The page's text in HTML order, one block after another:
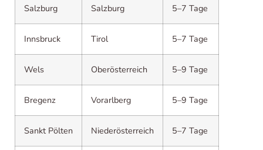
Salzburg Salzburg 5–7 Tage
Innsbruck Tirol 5–7 Tage
Wels Oberösterreich 5–9 Tage
Bregenz Vorarlberg 5–9 Tage
Sankt Pölten Niederösterreich 5–7 Tage